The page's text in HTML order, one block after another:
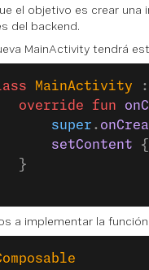
el objetivo es crear
del backend.
MainActivity tendrá
MainActivity
override
fun
super
.
setContent
}
a implementar la